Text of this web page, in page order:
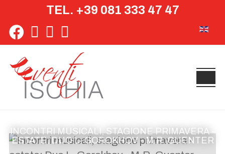
TEL. +39 081 333 47 47
INCONTRI MUSICALI, STAGIONE PRIMAVERA -
ESTATE: DUO L. GOROKHOV - M.R. GUENTER